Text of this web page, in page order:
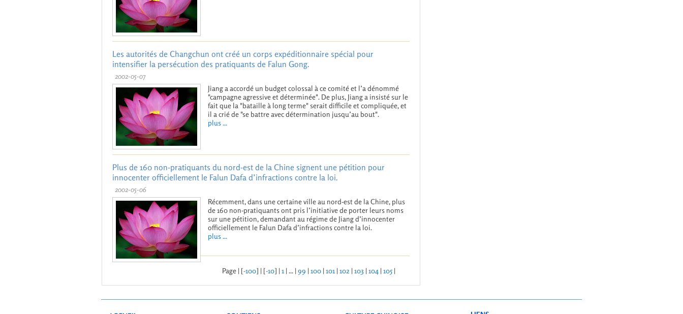
Les autorités de Changchun ont créé un corps expéditionnaire spécial pour
intensifier la persécution des pratiquants de Falun Gong.
2002-05-07
Jiang a accordé un budget colossal à ce comité et l’a dénommé
"campagne agressive et déterminée". De plus, Jiang a insisté sur le
fait que la "bataille à long terme" serait difficile et compliquée, et
il a crié de "se battre avec détermination jusqu’au bout".
plus ...
Plus de 160 non-pratiquants du nord-est de la Chine signent une pétition pour
innocenter officiellement le Falun Dafa d’infractions contre la loi.
2002-05-06
Récemment, dans une certaine ville au nord-est de la Chine, plus
de 160 non-pratiquants ont pris l’initiative de porter leurs noms
sur une pétition, demandant au régime de Jiang d’innocenter
officiellement le Falun Dafa d’infractions contre la loi.
plus ...
Page | [-100] | [-10] |1 | ... |99 |100 |101 |102 |103 |104 |105 |